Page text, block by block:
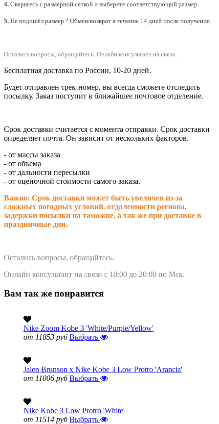
4. Сверьтесь с размерной сеткой и выберете соответствующий размер.
5. Не подошёл размер ? Обмен/возврат в течение 14 дней после получения.
Остались вопросы, обращайтесь. Онлайн консультант на связи.
Бесплатная доставка по России, 10-20 дней.
Будет отправлен трек-номер, вы всегда сможете отследить
посылку. Заказ поступит в ближайшее почтовое отделение.
Срок доставки считается с момента отправки. Срок доставки
определяет почта. Он зависит от нескольких факторов.
- от массы заказа
- от объема
- от дальности пересылки
- от оценочной стоимости самого заказа.
Важно: Срок доставки может быть увеличен из-за
сложных погодных условий. отдаленности региона,
задержки посылки на таможне, а так же при доставке в
праздничные дни.
Остались вопросы, обращайтесь.
Онлайн консультант на связи с 10:00 до 20:00 по Мск.
Вам так же понравится
Nike Zoom Kobe 3 'White/Purple/Yellow'
от 11853 руб Выбрать
Jalen Brunson x Nike Kobe 3 Low Protro 'Arancia'
от 11006 руб Выбрать
Nike Kobe 3 Low Protro 'White'
от 11514 руб Выбрать